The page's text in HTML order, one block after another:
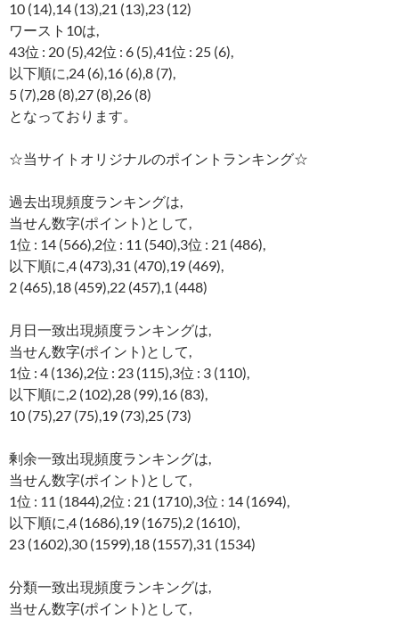
10 (14),14 (13),21 (13),23 (12)
ワースト10は,
43位 : 20 (5),42位 : 6 (5),41位 : 25 (6),
以下順に,24 (6),16 (6),8 (7),
5 (7),28 (8),27 (8),26 (8)
となっております。
☆当サイトオリジナルのポイントランキング☆
過去出現頻度ランキングは,
当せん数字(ポイント)として,
1位 : 14 (566),2位 : 11 (540),3位 : 21 (486),
以下順に,4 (473),31 (470),19 (469),
2 (465),18 (459),22 (457),1 (448)
月日一致出現頻度ランキングは,
当せん数字(ポイント)として,
1位 : 4 (136),2位 : 23 (115),3位 : 3 (110),
以下順に,2 (102),28 (99),16 (83),
10 (75),27 (75),19 (73),25 (73)
剰余一致出現頻度ランキングは,
当せん数字(ポイント)として,
1位 : 11 (1844),2位 : 21 (1710),3位 : 14 (1694),
以下順に,4 (1686),19 (1675),2 (1610),
23 (1602),30 (1599),18 (1557),31 (1534)
分類一致出現頻度ランキングは,
当せん数字(ポイント)として,